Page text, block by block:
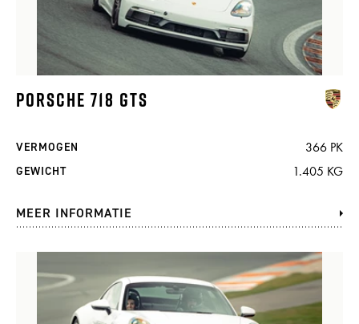
PORSCHE 718 GTS
VERMOGEN 366 PK
GEWICHT 1.405 KG
MEER INFORMATIE